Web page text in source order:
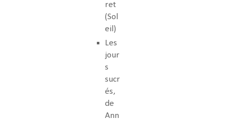
ret
(Sol
eil)
Les
jour
s
sucr
és,
de
Ann